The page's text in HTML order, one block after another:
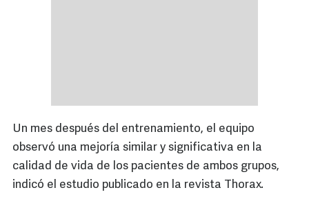
Un mes después del entrenamiento, el equipo
observó una mejoría similar y significativa en la
calidad de vida de los pacientes de ambos grupos,
indicó el estudio publicado en la revista Thorax.